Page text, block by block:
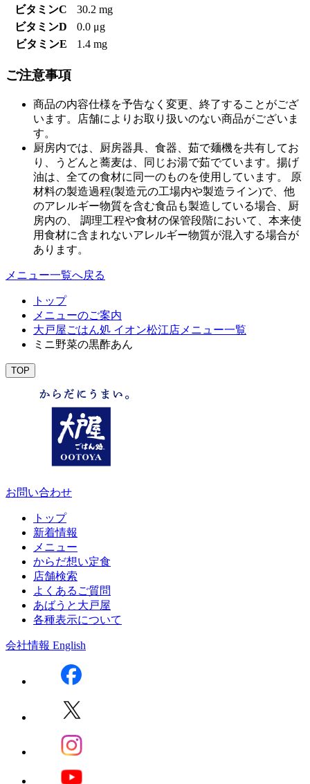
ビタミンC
30.2 mg
ビタミンD
0.0 μg
ビタミンE
1.4 mg
ご注意事項
商品の内容仕様を予告なく変更、終了することがござ
います。店舗によりお取り扱いのない商品がございま
す。
厨房内では、厨房器具、食器、茹で麺機を共有してお
り、うどんと蕎麦は、同じお湯で茹でています。揚げ
油は、全ての食材に同一のものを使用しています。 原
材料の製造過程(製造元の工場内や製造ライン)で、他
のアレルギー物質を含む食品も製造している場合、厨
房内の、 調理工程や食材の保管段階において、本来使
用食材に含まれないアレルギー物質が混入する場合が
あります。
メニュー一覧へ戻る
トップ
メニューのご案内
大戸屋ごはん処 イオン松江店メニュー一覧
ミニ野菜の黒酢あん
TOP
お問い合わせ
トップ
新着情報
メニュー
からだ想い定食
店舗検索
よくあるご質問
あばうと大戸屋
各種表示について
会社情報 English